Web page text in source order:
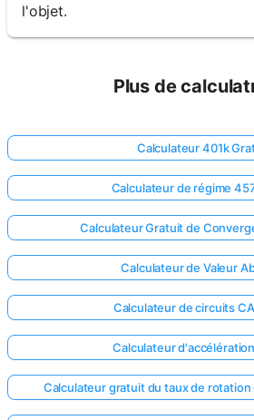
l'objet.
Plus de
Calculateur 401k
Calculateur de régime
Calculateur Gratuit de
Calculateur de Valeur
Calculateur de circuits
Calculateur
Calculateur gratuit du taux de